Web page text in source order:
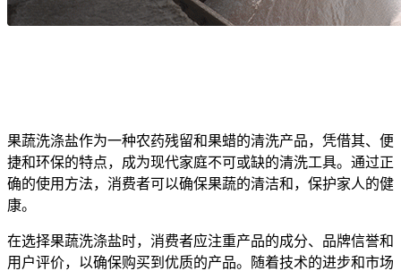
果蔬洗涤盐作为一种农药残留和果蜡的清洗产品，凭借其、便
捷和环保的特点，成为现代家庭不可或缺的清洗工具。通过正
确的使用方法，消费者可以确保果蔬的清洁和，保护家人的健
康。
在选择果蔬洗涤盐时，消费者应注重产品的成分、品牌信誉和
用户评价，以确保购买到优质的产品。随着技术的进步和市场